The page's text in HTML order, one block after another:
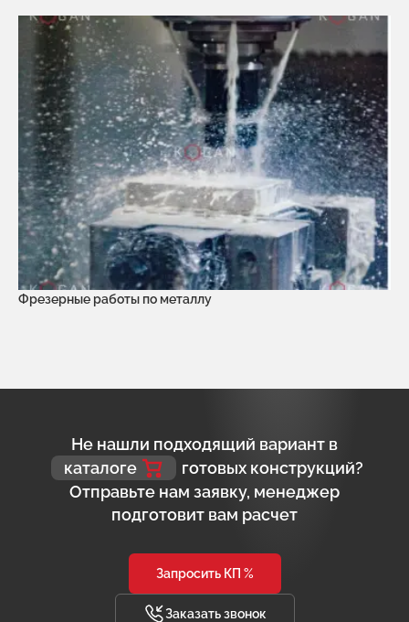
Фрезерные работы по металлу
Не нашли подходящий вариант в
каталоге
готовых конструкций?
Отправьте нам заявку, менеджер
подготовит вам расчет
Запросить КП %
Заказать звонок